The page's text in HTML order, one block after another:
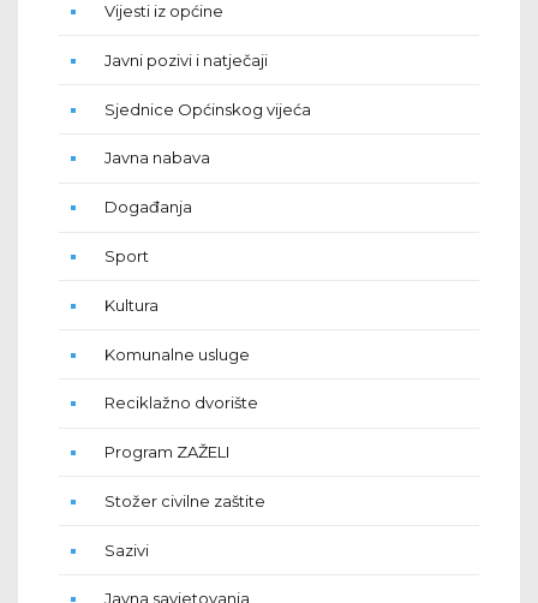
Vijesti iz općine
Javni pozivi i natječaji
Sjednice Općinskog vijeća
Javna nabava
Događanja
Sport
Kultura
Komunalne usluge
Reciklažno dvorište
Program ZAŽELI
Stožer civilne zaštite
Sazivi
Javna savjetovanja